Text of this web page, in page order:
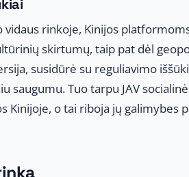
vidaus rinkoje, Kinijos
skirtumų, taip pat dėl
susidūrė su reguliavimo
saugumu. Tuo tarpu JAV
Kinijoje, o tai riboja jų galimybes